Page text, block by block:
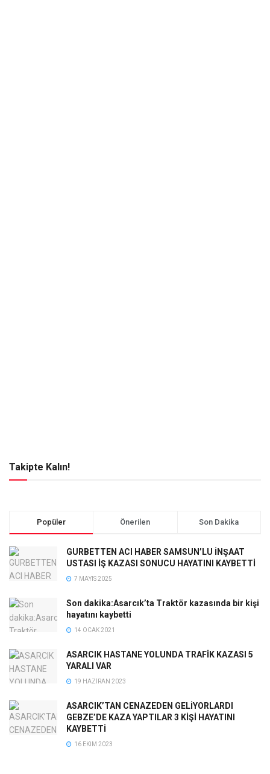
Takipte Kalın!
Popüler Önerilen Son Dakika
GURBETTEN ACI HABER SAMSUN’LU İNŞAAT
USTASI İŞ KAZASI SONUCU HAYATINI KAYBETTİ
7 MAYIS 2025
Son dakika:Asarcık’ta Traktör kazasında bir kişi
hayatını kaybetti
14 OCAK 2021
ASARCIK HASTANE YOLUNDA TRAFİK KAZASI 5
YARALI VAR
19 HAZIRAN 2023
ASARCIK’TAN CENAZEDEN GELİYORLARDI
GEBZE’DE KAZA YAPTILAR 3 KİŞİ HAYATINI
KAYBETTİ
16 EKIM 2023